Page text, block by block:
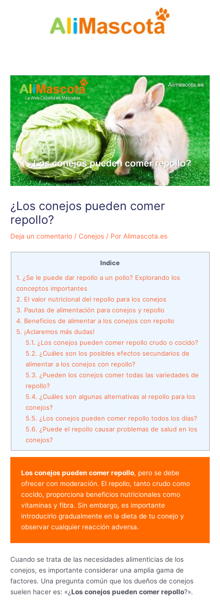
¿Los conejos pueden comer
repollo?
Deja un comentario / Conejos / Por Alimascota.es
Indice
1. ¿Se le puede dar repollo a un pollo? Explorando los
conceptos importantes
2. El valor nutricional del repollo para los conejos
3. Pautas de alimentación para conejos y repollo
4. Beneficios de alimentar a los conejos con repollo
5. ¡Aclaremos más dudas!
5.1. ¿Los conejos pueden comer repollo crudo o cocido?
5.2. ¿Cuáles son los posibles efectos secundarios de
alimentar a los conejos con repollo?
5.3. ¿Pueden los conejos comer todas las variedades de
repollo?
5.4. ¿Cuáles son algunas alternativas al repollo para los
conejos?
5.5. ¿Los conejos pueden comer repollo todos los días?
5.6. ¿Puede el repollo causar problemas de salud en los
conejos?
Los conejos pueden comer repollo, pero se debe
ofrecer con moderación. El repollo, tanto crudo como
cocido, proporciona beneficios nutricionales como
vitaminas y fibra. Sin embargo, es importante
introducirlo gradualmente en la dieta de tu conejo y
observar cualquier reacción adversa.
Cuando se trata de las necesidades alimenticias de los
conejos, es importante considerar una amplia gama de
factores. Una pregunta común que los dueños de conejos
suelen hacer es: «¿Los conejos pueden comer repollo?».